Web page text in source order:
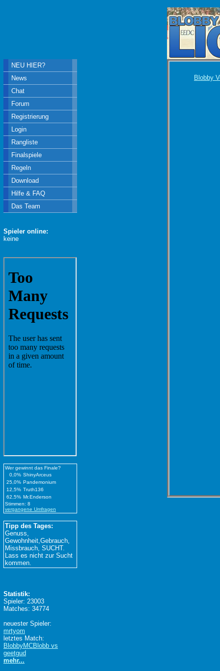
Blobby
NEU HIER?
News
Chat
Forum
Registrierung
Login
Rangliste
Finalspiele
Regeln
Download
Hilfe & FAQ
Das Team
Spieler online:
keine
Wer gewinnt das Finale?
0,0% ShinyArceus
25,0% Pandemonium
12,5% Truth136
62,5% Mr.Enderson
Stimmen: 8
vergangene Umfragen
Tipp des Tages:
Genuss,
Gewohnheit,Gebrauch,
Missbrauch, SUCHT.
Lass es nicht zur Sucht
kommen.
Statistik:
Spieler: 23003
Matches: 34774
neuester Spieler:
mrtyom
letztes Match:
BlobbyMCBlobb vs
geetgud
mehr...